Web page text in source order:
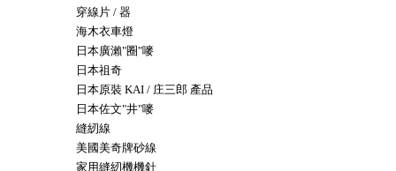
穿線片 / 器
海木衣車燈
日本廣瀨"圈"嘜
日本祖奇
日本原裝 KAI / 庄三郎 產品
日本佐文"井"嘜
縫紉線
美國美奇牌砂線
家用縫紉機機針